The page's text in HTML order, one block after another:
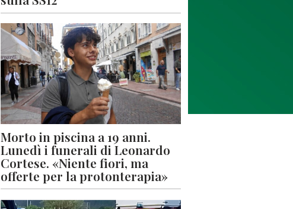
Morto in piscina a 19 anni.
Lunedì i funerali di Leonardo
Cortese. «Niente fiori, ma
offerte per la protonterapia»